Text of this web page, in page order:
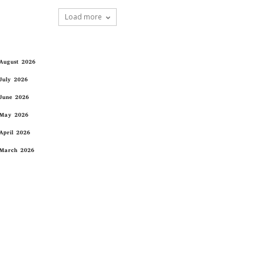
Load more
2026
2026
2026
2026
2026
2026